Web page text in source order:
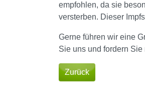
empfohlen, da sie
versterben. Dieser
Gerne führen wir eine
Sie uns und fordern
Zurück